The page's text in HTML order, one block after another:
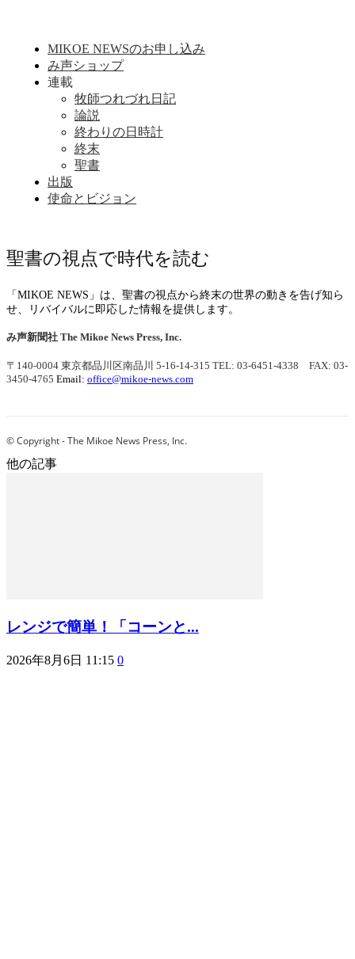
MIKOE NEWSのお申し込み
み声ショップ
連載
牧師つれづれ日記
論説
終わりの日時計
終末
聖書
出版
使命とビジョン
聖書の視点で時代を読む
「MIKOE NEWS」は、聖書の視点から終末の世界の動きを告げ知ら
せ、リバイバルに即応した情報を提供します。
み声新聞社 The Mikoe News Press, Inc.
〒140-0004 東京都品川区南品川 5-16-14-315 TEL: 03-6451-4338 FAX: 03-
3450-4765 Email: office@mikoe-news.com
© Copyright - The Mikoe News Press, Inc.
他の記事
レンジで簡単！「コーンと...
2026年8月6日 11:15 0